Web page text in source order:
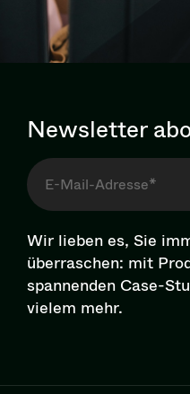
Newsletter
Wir lieben es, Sie
überraschen: mit
spannenden Case-
vielem mehr.